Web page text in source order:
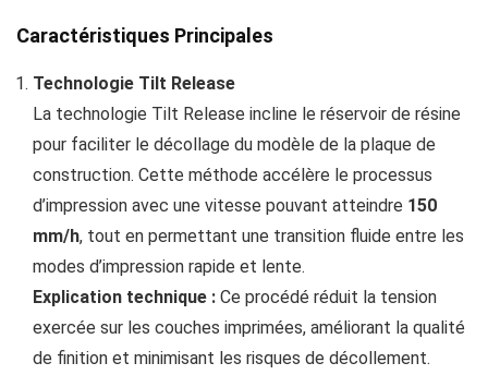
Caractéristiques Principales
Technologie Tilt Release
La technologie Tilt Release incline le réservoir de résine
pour faciliter le décollage du modèle de la plaque de
construction. Cette méthode accélère le processus
d’impression avec une vitesse pouvant atteindre 150
mm/h, tout en permettant une transition fluide entre les
modes d’impression rapide et lente.
Explication technique : Ce procédé réduit la tension
exercée sur les couches imprimées, améliorant la qualité
de finition et minimisant les risques de décollement.